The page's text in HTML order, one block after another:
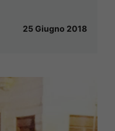
25 Giugno 2018